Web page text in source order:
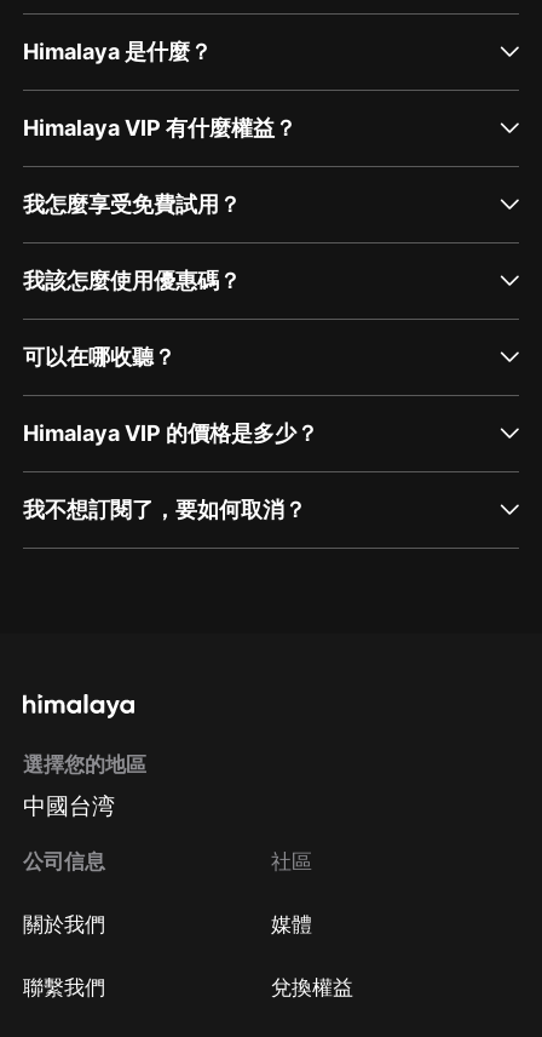
Himalaya 是什麼？
Himalaya VIP 有什麼權益？
我怎麼享受免費試用？
我該怎麼使用優惠碼？
可以在哪收聽？
Himalaya VIP 的價格是多少？
我不想訂閱了，要如何取消？
方法 Google Play取消訂閱方法
選擇您的地區
中國台湾
公司信息
關於我們
聯繫我們
社區
媒體
兌換權益